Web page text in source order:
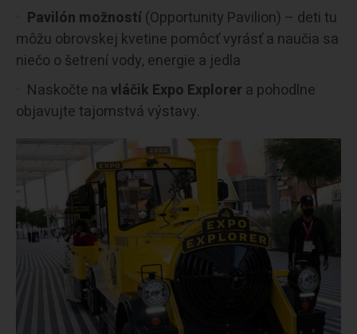
Pavilón možností(Opportunity Pavilion) – deti tu
môžu obrovskej kvetine pomôcť vyrásť a naučia sa
niečo o šetrení vody, energie a jedla
Naskočte navláčik Expo Explorer a pohodlne
objavujte tajomstvá výstavy.